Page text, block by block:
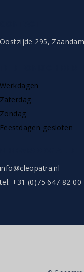
Oostzijde 295,
Werkdagen
Zaterdag
Zondag
Feestdagen gesloten
info@cleopatra.nl
tel: +31 (0)75 647 82 00